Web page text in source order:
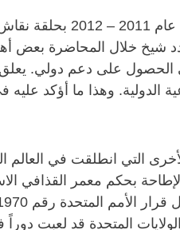
بدأ مركز الدراسات
بروكينغز الدوحة، بتاريخ 13 سبتمبر
الحصول على دعم دولي.
وهذا ما أؤكد
في فبراير 2011، إثر الانتفاضات
المتحدة قد لعبت